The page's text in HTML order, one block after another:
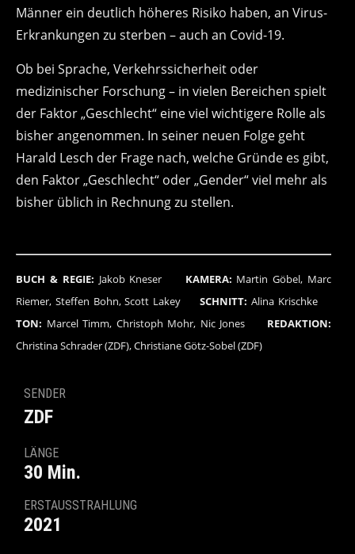
Männer ein deutlich höheres Risiko haben, an Virus-
Erkrankungen zu sterben – auch an Covid-19.
Ob bei Sprache, Verkehrssicherheit oder
medizinischer Forschung – in vielen Bereichen spielt
der Faktor „Geschlecht“ eine viel wichtigere Rolle als
bisher angenommen. In seiner neuen Folge geht
Harald Lesch der Frage nach, welche Gründe es gibt,
den Faktor „Geschlecht“ oder „Gender“ viel mehr als
bisher üblich in Rechnung zu stellen.
BUCH & REGIE: Jakob Kneser KAMERA: Martin Göbel, Marc
Riemer, Steffen Bohn, Scott LakeySCHNITT: Alina Krischke
TON: Marcel Timm, Christoph Mohr, Nic Jones REDAKTION:
Christina Schrader (ZDF), Christiane Götz-Sobel (ZDF)
SENDER
ZDF
LÄNGE
30 Min.
ERSTAUSSTRAHLUNG
2021